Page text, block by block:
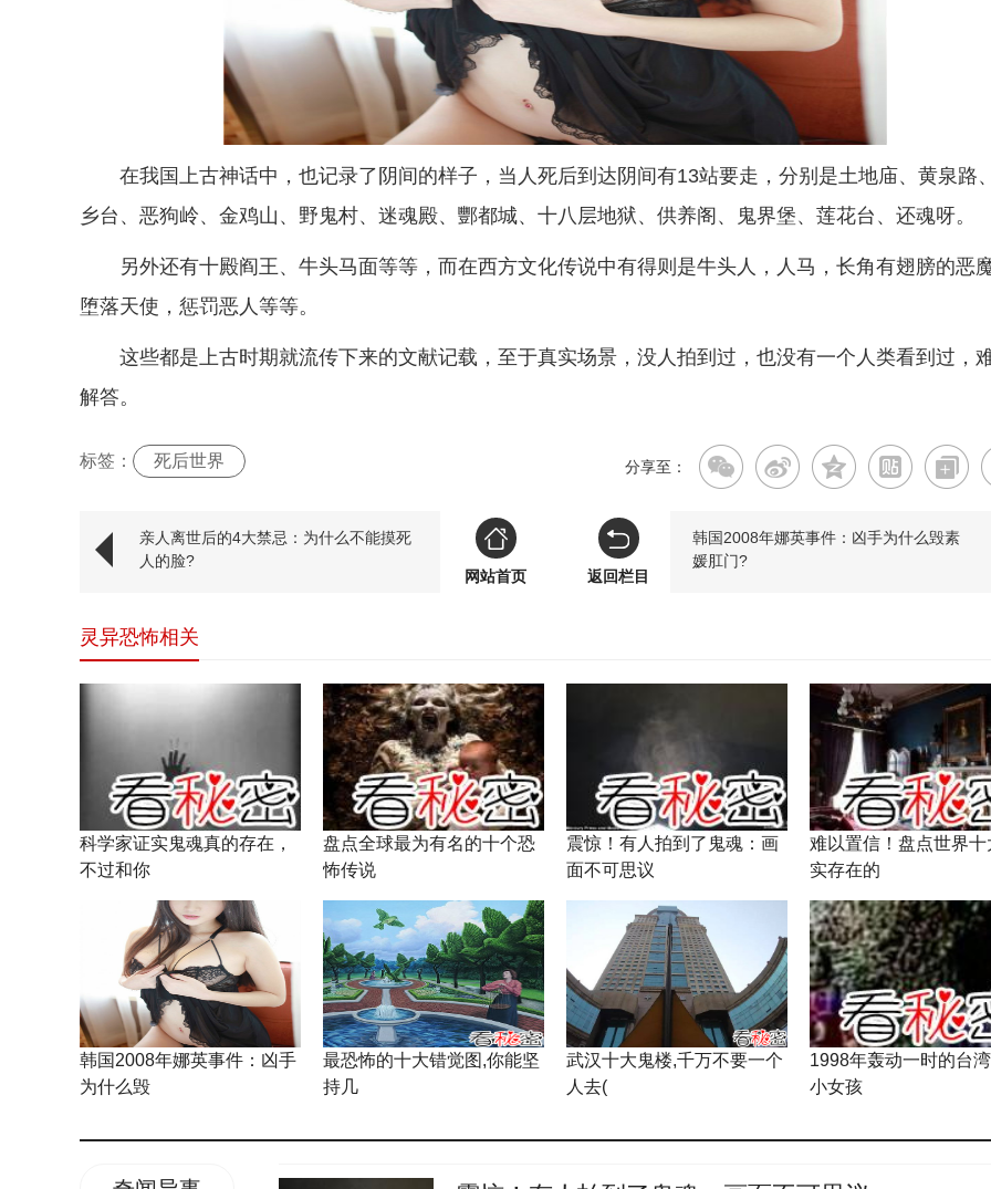
在我国上古神话中，也记录了阴间的样子，当人死后到达阴间有13站要走，分别是土地庙、黄泉路
乡台、恶狗岭、金鸡山、野鬼村、迷魂殿、酆都城、十八层地狱、供养阁、鬼界堡、莲花台、还魂呀。
另外还有十殿阎王、牛头马面等等，而在西方文化传说中有得则是牛头人，人马，长角有翅膀的恶
堕落天使，惩罚恶人等等。
这些都是上古时期就流传下来的文献记载，至于真实场景，没人拍到过，也没有一个人类看到过，
解答。
标签： 死后世界 分享至：
亲人离世后的4大禁忌：为什么不能摸死
人的脸?
韩国2008年娜英事件：凶手为什么毁素
媛肛门?
网站首页
返回栏目
灵异恐怖相关
科学家证实鬼魂真的存在，
不过和你
盘点全球最为有名的十个恐
怖传说
震惊！有人拍到了鬼魂：画
面不可思议
难以置信！盘点世界十
实存在的
韩国2008年娜英事件：凶手
为什么毁
最恐怖的十大错觉图,你能坚
持几
武汉十大鬼楼,千万不要一个
人去(
1998年轰动一时的台
小女孩